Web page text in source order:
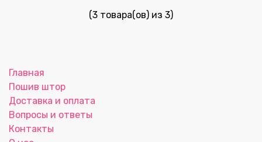
(3 товара(ов) из 3)
Главная
Пошив штор
Доставка и оплата
Вопросы и ответы
Контакты